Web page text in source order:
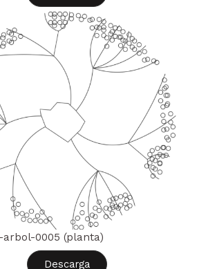
0005 (planta)
Descarga